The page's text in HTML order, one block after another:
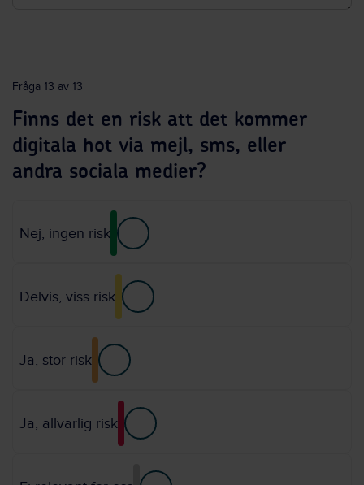
Fråga 13 av 13
Finns det en risk att det kommer
digitala hot via mejl, sms, eller
andra sociala medier?
Nej, ingen risk
Delvis, viss risk
Ja, stor risk
Ja, allvarlig risk